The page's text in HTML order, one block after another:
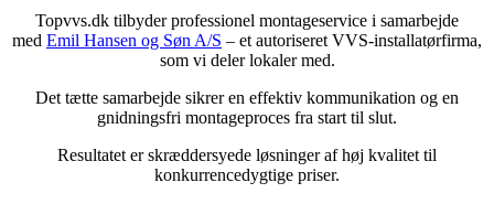
Topvvs.dk tilbyder professionel montageservice i samarbejde
med Emil Hansen og Søn A/S – et autoriseret VVS-installatørfirma,
som vi deler lokaler med.
Det tætte samarbejde sikrer en effektiv kommunikation og en
gnidningsfri montageproces fra start til slut.
Resultatet er skræddersyede løsninger af høj kvalitet til
konkurrencedygtige priser.